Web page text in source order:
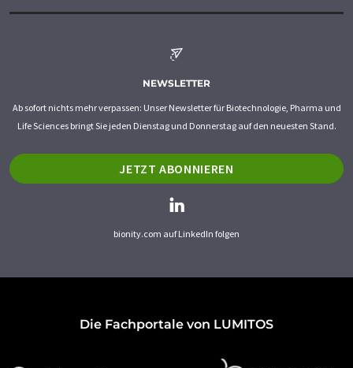
NEWSLETTER
Ab sofort nichts mehr verpassen: Unser Newsletter für Biotechnologie, Pharma und
Life Sciences bringt Sie jeden Dienstag und Donnerstag auf den neuesten Stand.
JETZT ABONNIEREN
bionity.com auf LinkedIn folgen
Die Fachportale von LUMITOS